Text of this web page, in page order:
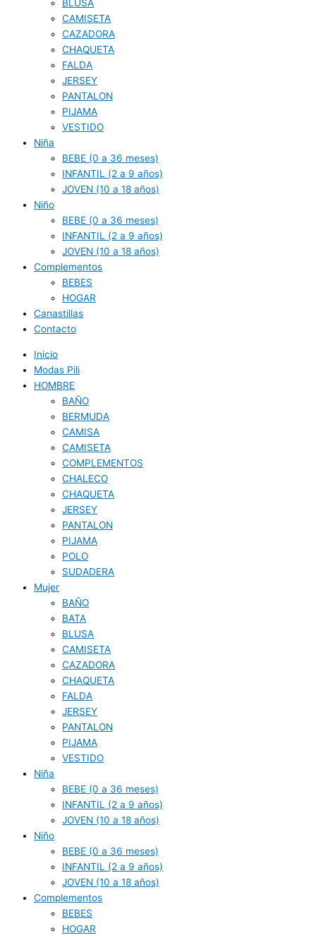
BLUSA
CAMISETA
CAZADORA
CHAQUETA
FALDA
JERSEY
PANTALON
PIJAMA
VESTIDO
Niña
BEBE (0 a 36 meses)
INFANTIL (2 a 9 años)
JOVEN (10 a 18 años)
Niño
BEBE (0 a 36 meses)
INFANTIL (2 a 9 años)
JOVEN (10 a 18 años)
Complementos
BEBES
HOGAR
Canastillas
Contacto
Inicio
Modas Pili
HOMBRE
BAÑO
BERMUDA
CAMISA
CAMISETA
COMPLEMENTOS
CHALECO
CHAQUETA
JERSEY
PANTALON
PIJAMA
POLO
SUDADERA
Mujer
BAÑO
BATA
BLUSA
CAMISETA
CAZADORA
CHAQUETA
FALDA
JERSEY
PANTALON
PIJAMA
VESTIDO
Niña
BEBE (0 a 36 meses)
INFANTIL (2 a 9 años)
JOVEN (10 a 18 años)
Niño
BEBE (0 a 36 meses)
INFANTIL (2 a 9 años)
JOVEN (10 a 18 años)
Complementos
BEBES
HOGAR